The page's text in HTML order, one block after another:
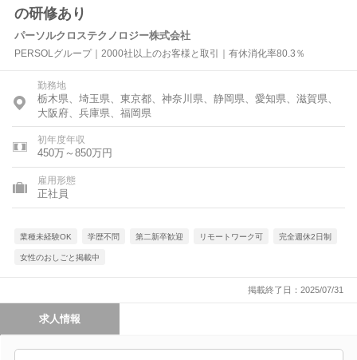
の研修あり
パーソルクロステクノロジー株式会社
PERSOLグループ｜2000社以上のお客様と取引｜有休消化率80.3％
勤務地
栃木県、埼玉県、東京都、神奈川県、静岡県、愛知県、滋賀県、
大阪府、兵庫県、福岡県
初年度年収
450万～850万円
雇用形態
正社員
業種未経験OK 学歴不問 第二新卒歓迎 リモートワーク可 完全週休2日制
女性のおしごと掲載中
掲載終了日：2025/07/31
求人情報